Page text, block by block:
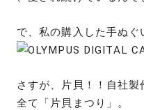
で、私の購入した手ぬぐ
さすが、片貝！！自社製
全て「片貝まつり」。